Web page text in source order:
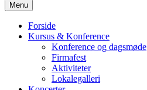
Menu
Forside
Kursus & Konference
Konference og dagsmøde
Firmafest
Aktiviteter
Lokalegalleri